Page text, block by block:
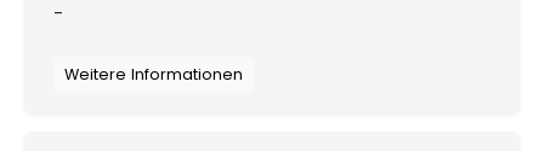
-
Weitere Informationen